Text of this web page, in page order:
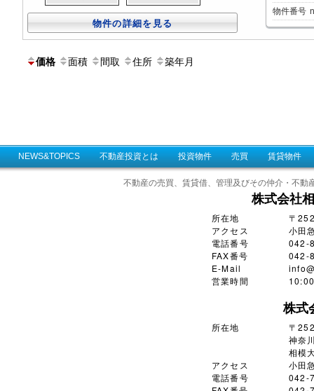
物件の詳細を見る
物件番号
価格 面積 間取 住所 築年月
NEWS&TOPICS 不動産投資とは 投資物件 売買 賃貸物件
不動産の売買、賃貸借、管理及びその仲介・不
株式会社
所在地
〒
アクセス
小田
電話番号
042-
FAX番号
042-
E-Mail
営業時間
株式
所在地
〒
神奈
相模
アクセス
小田
電話番号
042-